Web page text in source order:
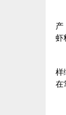
产
虾
样
在